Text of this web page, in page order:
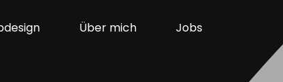
Über mich Jobs